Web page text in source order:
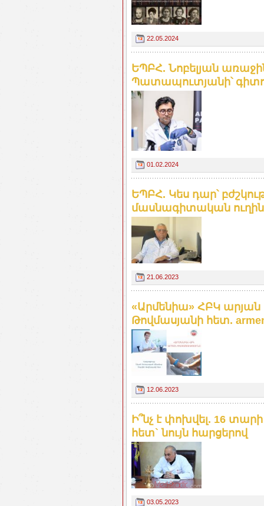
22.05.2024
ԵՊԲՀ. Նոբելյան
Պատապուտյանի՝
01.02.2024
ԵՊԲՀ. Կես դար՝
մասնագիտական ուղին
21.06.2023
«Արմենիա» ՀԲԿ արյան
Թովմասյանի հետ.
12.06.2023
Ի՞նչ է փոխվել. 16
հետ` նույն հարցերով
03.05.2023